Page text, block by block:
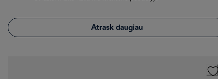
Atrask daugiau